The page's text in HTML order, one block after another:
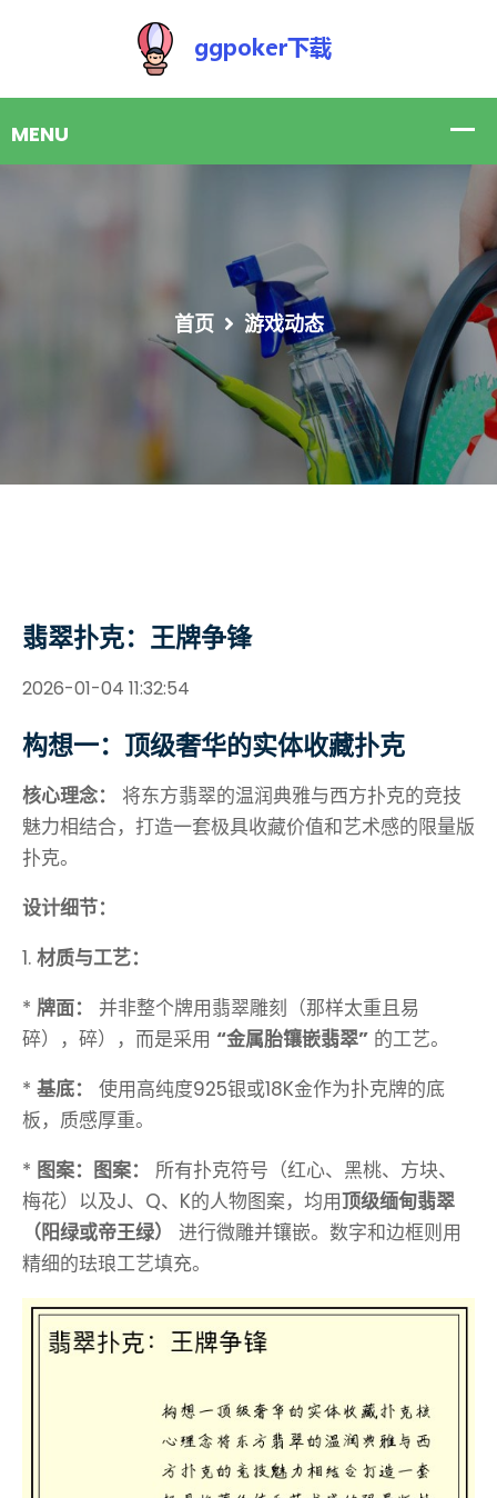
首页 游戏动态
翡翠扑克：王牌争锋
2026-01-04 11:32:54
构想一：顶级奢华的实体收藏扑克
核心理念：
将东方翡翠的温润典雅与西方扑克的竞技
魅力相结合，打造一套极具收藏价值和艺术感的限量版
扑克。
设计细节：
1. 材质与工艺：
* 牌面：
并非整个牌用翡翠雕刻（那样太重且易
碎），碎），而是采用 “金属胎镶嵌翡翠” 的工艺。
* 基底：
使用高纯度925银或18K金作为扑克牌的底
板，质感厚重。
* 图案：图案：
所有扑克符号（红心、黑桃、方块、
梅花）以及J、Q、K的人物图案，均用顶级缅甸翡翠
（阳绿或帝王绿）
进行微雕并镶嵌。数字和边框则用
精细的珐琅工艺填充。